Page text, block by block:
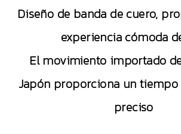
Diseño de banda de cuero,
experiencia cómoda
El movimiento importado
Japón proporciona un
preciso